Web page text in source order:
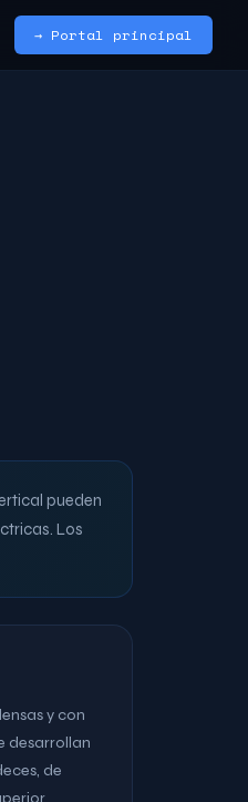
→ Portal principal
pueden
Los
y con
desarrollan
de